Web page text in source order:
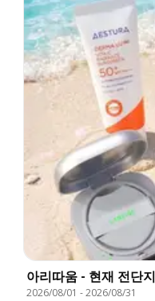
아리따움 - 현재 전단지
2026/08/01 -2026/08/31